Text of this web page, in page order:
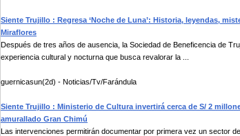
Siente Trujillo : Regresa ‘Noche de Luna’: Historia, leyendas,
Miraflores
Después de tres años de ausencia, la Sociedad de Beneficencia de
experiencia cultural y nocturna que busca revalorar la ...
guernicasun(2d) - Noticias/Tv/Farándula
Siente Trujillo : Ministerio de Cultura invertirá cerca de S/ 2
amurallado Gran Chimú
Las intervenciones permitirán documentar por primera vez un sector